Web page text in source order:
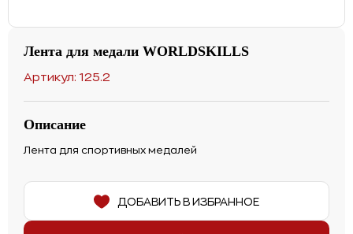
Лента для медали WORLDSKILLS
Артикул: 125.2
Описание
Лента для спортивных медалей
ДОБАВИТЬ В ИЗБРАННОЕ